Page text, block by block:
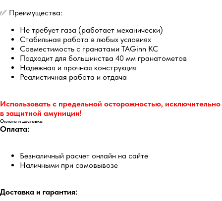
✅ Преимущества:
Не требует газа (работает механически)
Стабильная работа в любых условиях
Совместимость с гранатами TAGinn KC
Подходит для большинства 40 мм гранатометов
Надежная и прочная конструкция
Реалистичная работа и отдача
Использовать с предельной осторожностью, исключительно
в защитной амуниции!
Оплата и доставка
Оплата:
Безналичный расчет онлайн на сайте
Наличными при самовывозе
Доставка и гарантия: